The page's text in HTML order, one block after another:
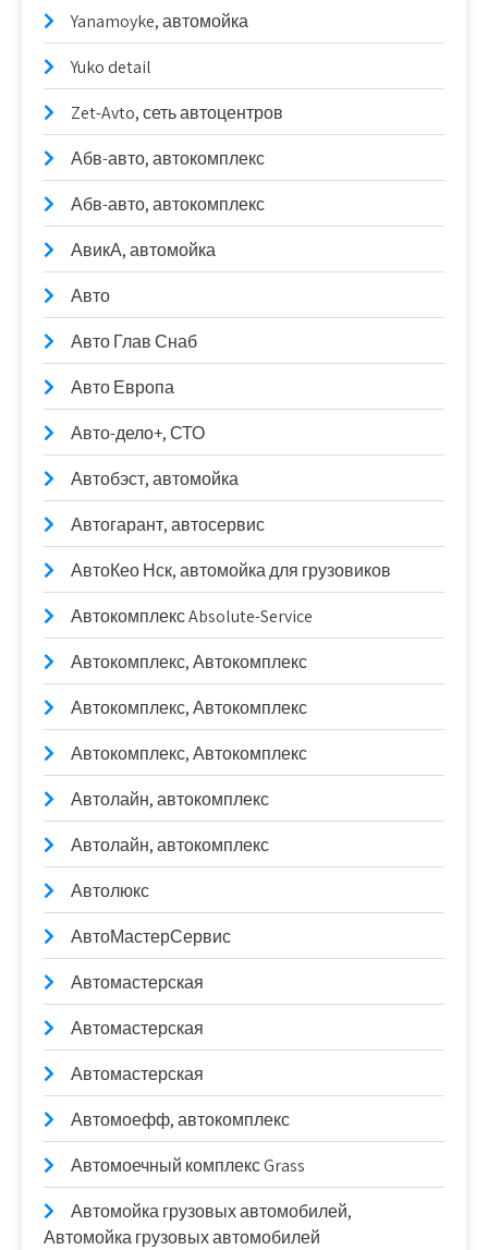
Yanamoyke, автомойка
Yuko detail
Zet-Avto, сеть автоцентров
Абв-авто, автокомплекс
Абв-авто, автокомплекс
АвикА, автомойка
Авто
Авто Глав Снаб
Авто Европа
Авто-дело+, СТО
Автобэст, автомойка
Автогарант, автосервис
АвтоКео Нск, автомойка для грузовиков
Автокомплекс Absolute-Service
Автокомплекс, Автокомплекс
Автокомплекс, Автокомплекс
Автокомплекс, Автокомплекс
Автолайн, автокомплекс
Автолайн, автокомплекс
Автолюкс
АвтоМастерСервис
Автомастерская
Автомастерская
Автомастерская
Автомоефф, автокомплекс
Автомоечный комплекс Grass
Автомойка грузовых автомобилей,
Автомойка грузовых автомобилей